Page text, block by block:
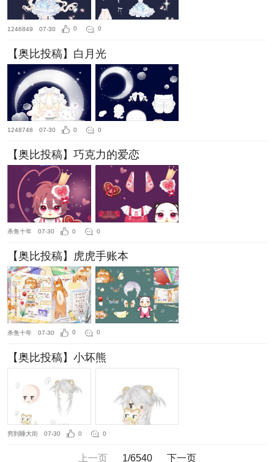
1246849 07-30 0 0
【奥比投稿】白月光
1248748 07-30 0 0
【奥比投稿】巧克力的爱恋
杀鱼十年 07-30 0 0
【奥比投稿】虎虎手账本
杀鱼十年 07-30 0 0
【奥比投稿】小坏熊
穷到睡大街 07-30 0 0
上一页 1/6540 下一页